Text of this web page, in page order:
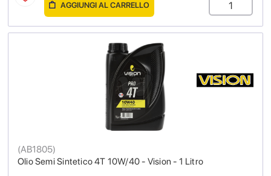
AGGIUNGI AL CARRELLO
Olio Semi Sintetico 4T 10W/40 - Vision - 1 Litro
(AB1805)